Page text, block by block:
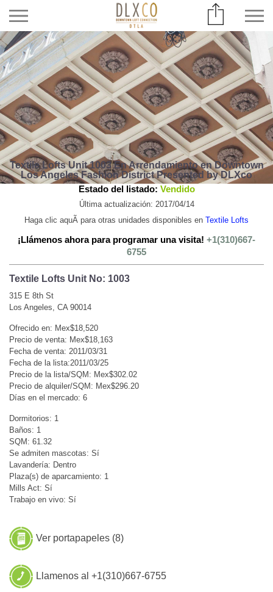
Textile Lofts Unit 1003 En Arrendamiento en Downtown
Los Angeles Fashion District Presented by DLXco
Estado del listado: Vendido
Última actualización: 2017/04/14
Haga clic aquÃ­ para otras unidades disponibles en Textile Lofts
¡Llámenos ahora para programar una visita! +1(310)667-
6755
Textile Lofts Unit No: 1003
315 E 8th St
Los Angeles, CA 90014
Ofrecido en: Mex$18,520
Precio de venta: Mex$18,163
Fecha de venta: 2011/03/31
Fecha de la lista:2011/03/25
Precio de la lista/SQM: Mex$302.02
Precio de alquiler/SQM: Mex$296.20
Días en el mercado: 6
Dormitorios: 1
Baños: 1
SQM: 61.32
Se admiten mascotas: Sí
Lavandería: Dentro
Plaza(s) de aparcamiento: 1
Mills Act: Sí
Trabajo en vivo: Sí
Ver portapapeles (8)
Llamenos al +1(310)667-6755